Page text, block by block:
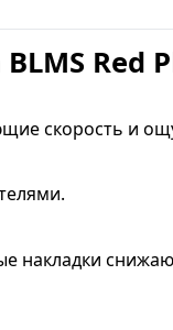
Red
скорость и
накладки